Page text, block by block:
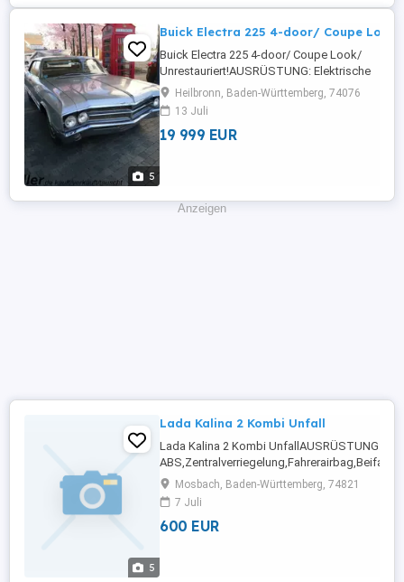
5
Buick Electra 225 4-door/ Coupe
Buick Electra 225 4-door/ Coupe Look/
Unrestauriert!AUSRÜSTUNG: Elektrische
Fensterheber,HU/AU neuDetails: Weitere Infos
KontaktAutoscout24.de
Heilbronn, Baden-Württemberg, 74076
13 Juli
19 999 EUR
Anzeigen
5
Lada Kalina 2 Kombi Unfall
Lada Kalina 2 Kombi UnfallAUSRÜSTUNG:
FensterheberNächste Inspektion: 2026-05-
Weitere Infos und KontaktAutoscout24.de
Mosbach, Baden-Württemberg, 74821
7 Juli
600 EUR